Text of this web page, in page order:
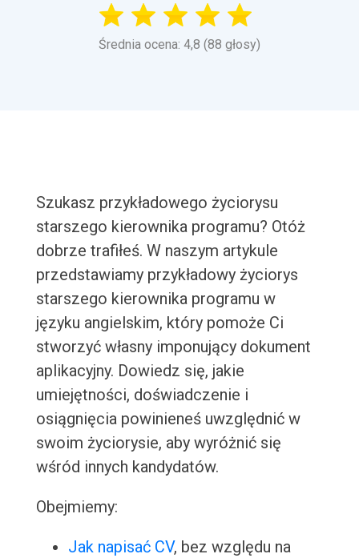
Średnia ocena: 4,8 (88 głosy)
Szukasz przykładowego życiorysu
starszego kierownika programu? Otóż
dobrze trafiłeś. W naszym artykule
przedstawiamy przykładowy życiorys
starszego kierownika programu w
języku angielskim, który pomoże Ci
stworzyć własny imponujący dokument
aplikacyjny. Dowiedz się, jakie
umiejętności, doświadczenie i
osiągnięcia powinieneś uwzględnić w
swoim życiorysie, aby wyróżnić się
wśród innych kandydatów.
Obejmiemy:
Jak napisać CV, bez względu na